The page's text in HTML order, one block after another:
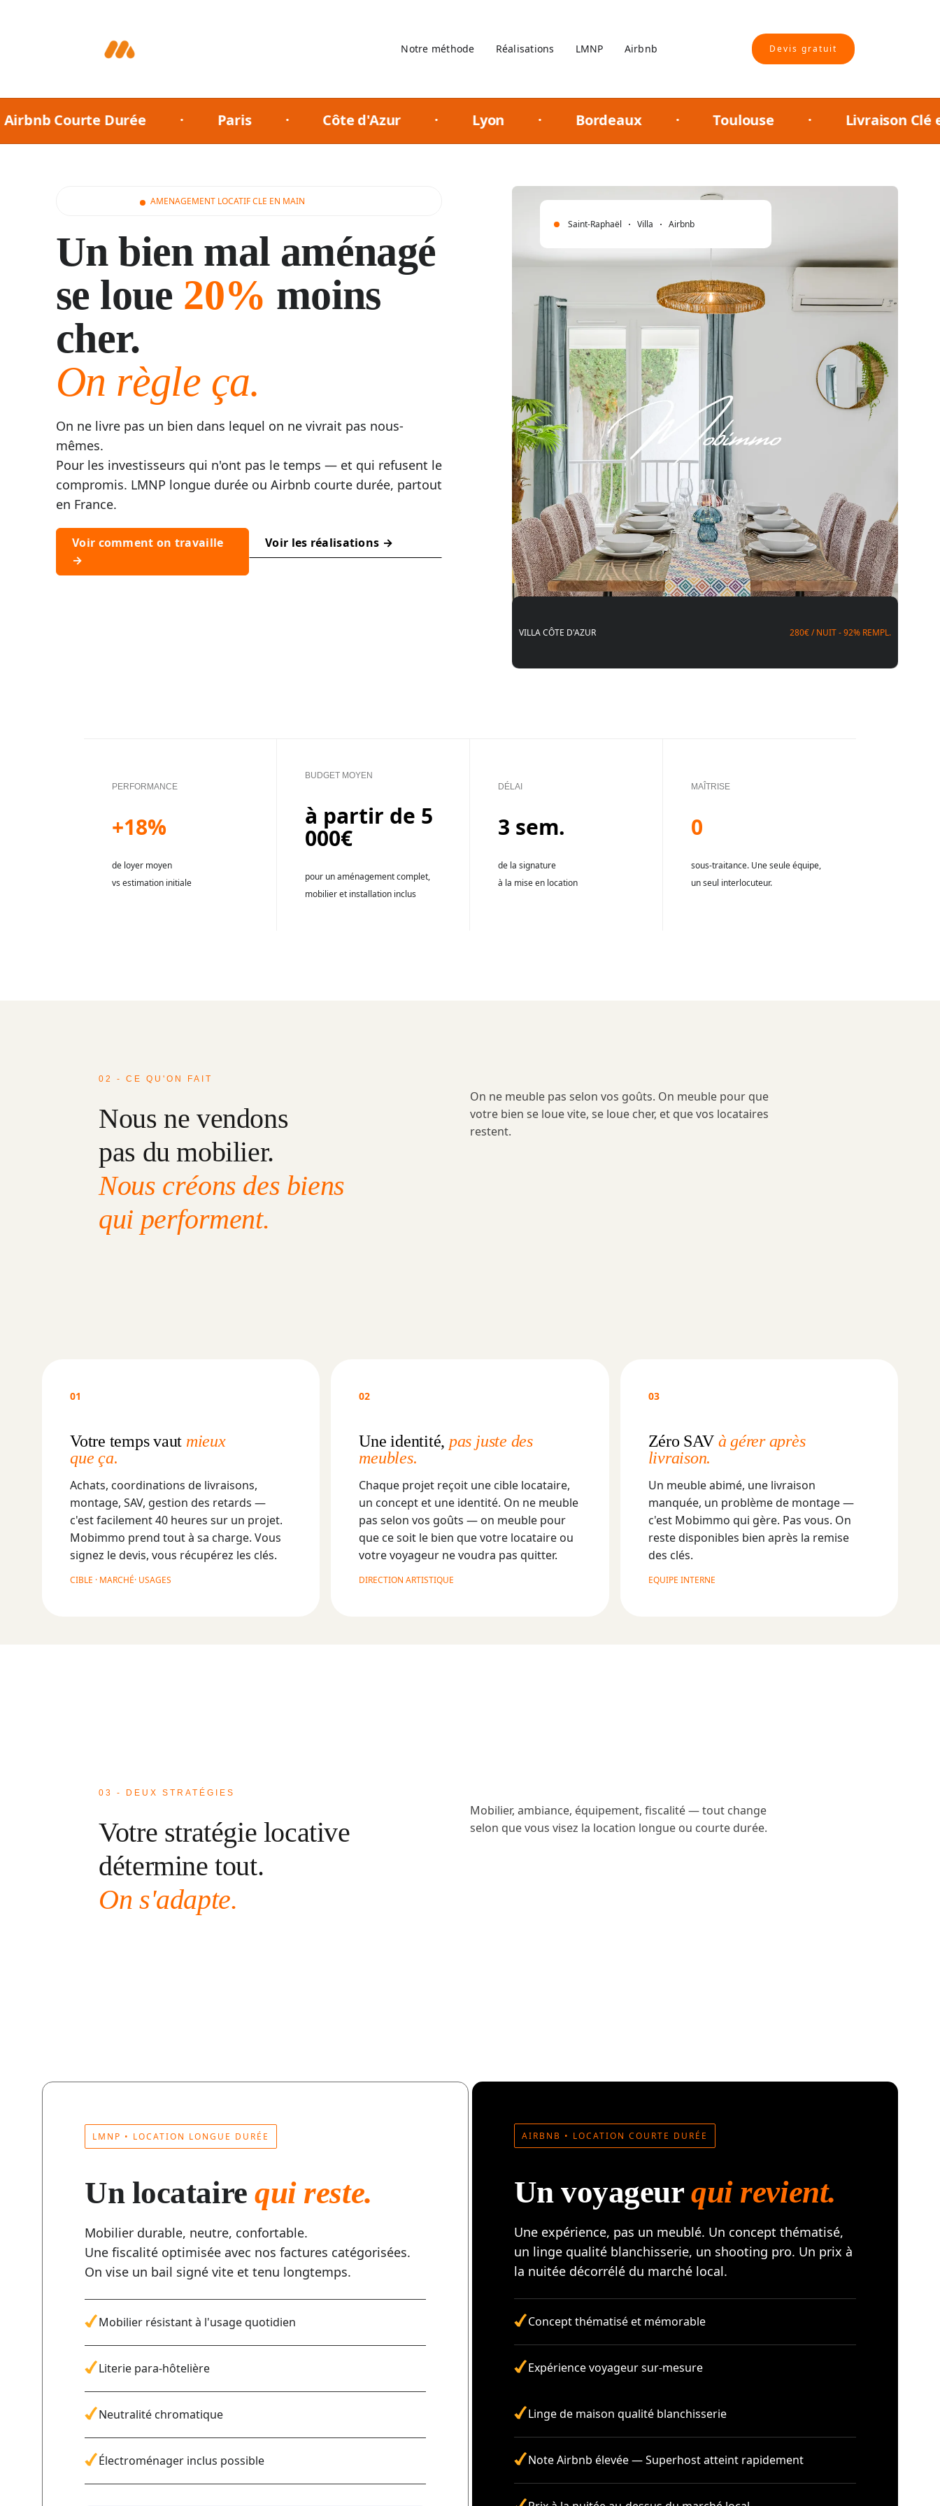
Notre méthode Réalisations LMNP Airbnb Devis gratuit
Courte Durée · Paris · Côte d'Azur · Lyon · Bordeaux · Toulouse · Livraison Clé en
AMENAGEMENT LOCATIF CLE EN MAIN
Un bien mal aménagé
se loue 20% moins
cher.
On règle ça.
On ne livre pas un bien dans lequel on ne vivrait pas nous-
mêmes.
Pour les investisseurs qui n'ont pas le temps — et qui refusent le
compromis. LMNP longue durée ou Airbnb courte durée, partout
en France.
Voir comment on travaille
→
Voir les réalisations →
Saint-Raphaël Villa Airbnb
VILLA CÔTE D'AZUR 280€ / NUIT - 92% REMPL.
PERFORMANCE
+18%
de loyer moyen
vs estimation initiale
BUDGET MOYEN
à partir de 5
000€
pour un aménagement complet,
mobilier et installation inclus
DÉLAI
3 sem.
de la signature
à la mise en location
MAÎTRISE
0
sous-traitance. Une seule équipe,
un seul interlocuteur.
02 - CE QU'ON FAIT
Nous ne vendons
pas du mobilier.
Nous créons des biens
qui performent.
On ne meuble pas selon vos goûts. On meuble pour que
votre bien se loue vite, se loue cher, et que vos locataires
restent.
01
Votre tempsvaut mieux
que ça.
Achats, coordinations de livraisons,
montage, SAV, gestion des retards —
c'est facilement 40 heures sur un projet.
Mobimmo prend tout à sa charge. Vous
signez le devis, vous récupérez les clés.
CIBLE · MARCHÉ· USAGES
02
Une identité, pas juste des
meubles.
Chaque projet reçoit une cible locataire,
un concept et une identité. On ne meuble
pas selon vos goûts — on meuble pour
que ce soit le bien que votre locataire ou
votre voyageur ne voudra pas quitter.
DIRECTION ARTISTIQUE
03
Zéro SAV à gérer après
livraison.
Un meuble abimé, une livraison
manquée, un problème de montage —
c'est Mobimmo qui gère. Pas vous. On
reste disponibles bien après la remise
des clés.
EQUIPE INTERNE
03 - DEUX STRATÉGIES
Votre stratégie locative
détermine tout.
On s'adapte.
Mobilier, ambiance, équipement, fiscalité — tout change
selon que vous visez la location longue ou courte durée.
LMNP • LOCATION LONGUE DURÉE
Un locatairequi reste.
Mobilier durable, neutre, confortable.
Une fiscalité optimisée avec nos factures catégorisées.
On vise un bail signé vite et tenu longtemps.
Mobilier résistant à l'usage quotidien
Literie para-hôtelière
Neutralité chromatique
Électroménager inclus possible
AIRBNB • LOCATION COURTE DURÉE
Un voyageurqui revient.
Une expérience, pas un meublé. Un concept thématisé,
un linge qualité blanchisserie, un shooting pro. Un prix à
la nuitée décorrélé du marché local.
Concept thématisé et mémorable
Expérience voyageur sur-mesure
Linge de maison qualité blanchisserie
Note Airbnb élevée — Superhost atteint rapidement